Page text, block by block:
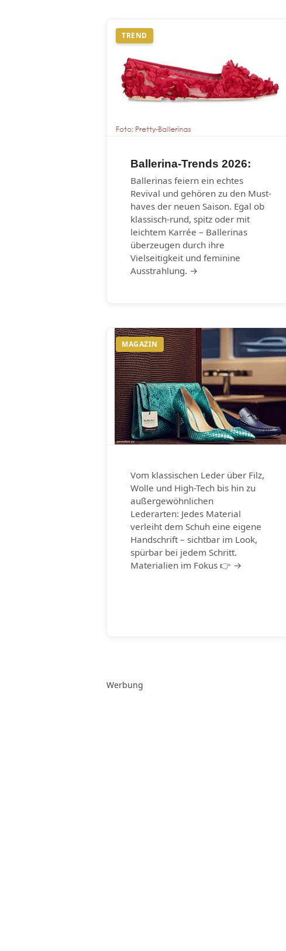
TREND
Ballerina-Trends 2026:
Ballerinas feiern ein echtes
Revival und gehören zu den Must-
haves der neuen Saison. Egal ob
klassisch-rund, spitz oder mit
leichtem Karrée – Ballerinas
überzeugen durch ihre
Vielseitigkeit und feminine
Ausstrahlung. →
MAGAZIN
Vom klassischen Leder über Filz,
Wolle und High-Tech bis hin zu
außergewöhnlichen
Lederarten: Jedes Material
verleiht dem Schuh eine eigene
Handschrift – sichtbar im Look,
spürbar bei jedem Schritt.
Materialien im Fokus 👉 →
Werbung